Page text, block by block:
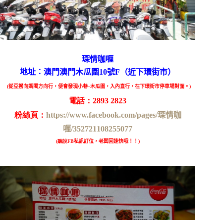
琛情咖喱
地址︰澳門澳門木瓜圍10號F（近下環街市）
(從豆撈向媽閣方向行，便會發現小巷–木瓜圍，入內直行，在下環街市停車場對面。 )
電話：2893 2823
粉絲頁： https://www.facebook.com/pages/琛情咖
喱/352721108255077
(聽說FB私訊訂位，老闆回速快哦！！)